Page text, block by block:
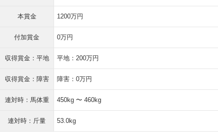
本賞金 1200万円
付加賞金 0万円
収得賞金：平地 平地：200万円
収得賞金：障害 障害：0万円
連対時：馬体重 450kg 〜 460kg
連対時：斤量 53.0kg